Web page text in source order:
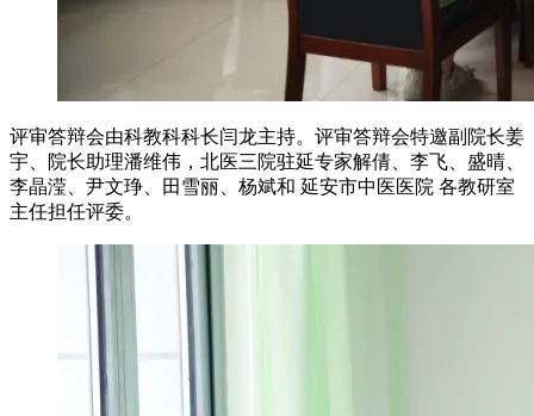
评审答辩会由科教科科长闫龙主持。评审答辩会特邀副院长姜
宇、院长助理潘维伟，北医三院驻延专家解倩、李飞、盛晴、
李晶滢、尹文琤、田雪丽、杨斌和 延安市中医医院 各教研室
主任担任评委。